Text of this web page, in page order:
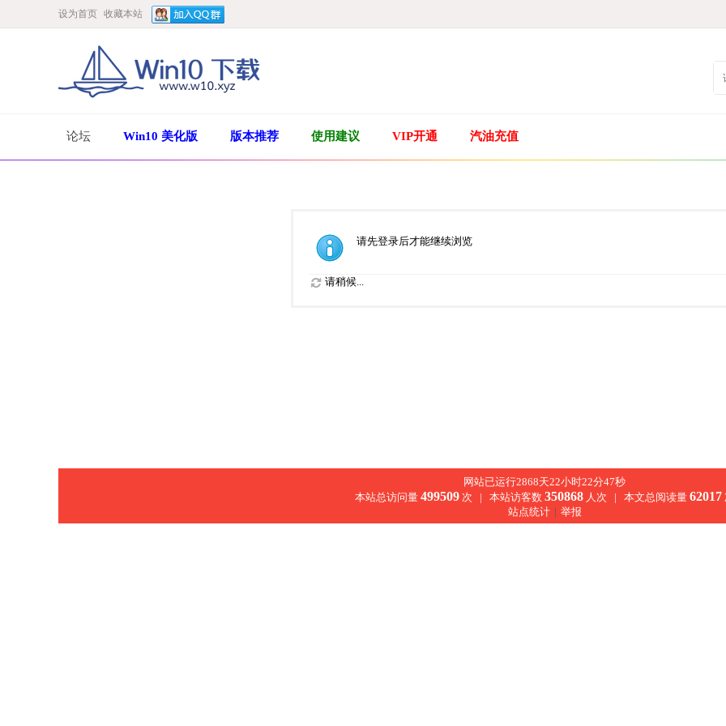
设为首页 收藏本站
论坛 Win10 美化版 版本推荐 使用建议 VIP开通 汽油充值
请先登录后才能继续浏览
请稍候...
网站已运行2868天22小时22分47秒
本站总访问量 499509次 | 本站访客数 350868人次 | 本文总阅读量 62017
站点统计 | 举报